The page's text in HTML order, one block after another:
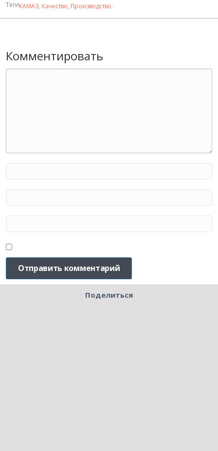
ТегиКАМАЗ, Качество, Производство.
Комментировать
Поделиться